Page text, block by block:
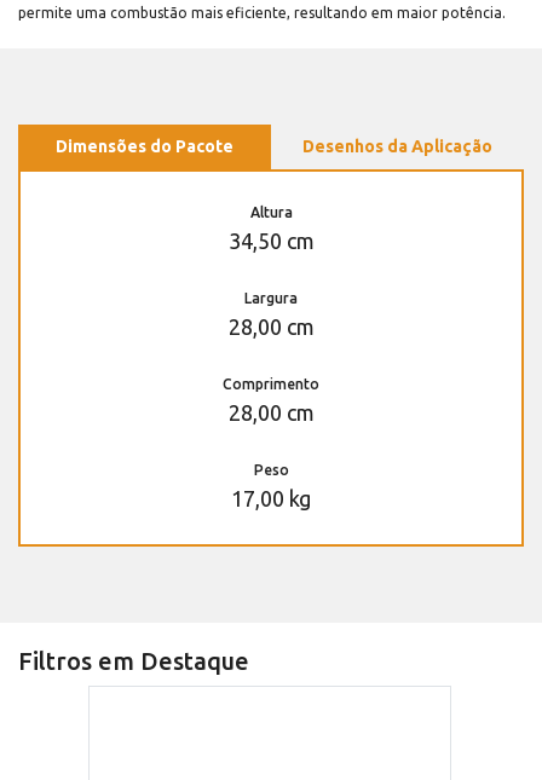
permite uma combustão mais eficiente, resultando em maior potência.
Dimensões do Pacote Desenhos da Aplicação
Altura
34,50 cm
Largura
28,00 cm
Comprimento
28,00 cm
Peso
17,00 kg
Filtros em Destaque